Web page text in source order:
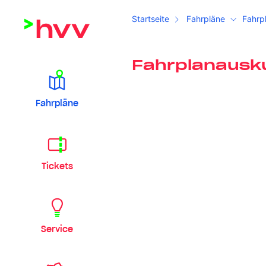
Startseite Fahrpläne
Fahrpläne
Tickets
Service